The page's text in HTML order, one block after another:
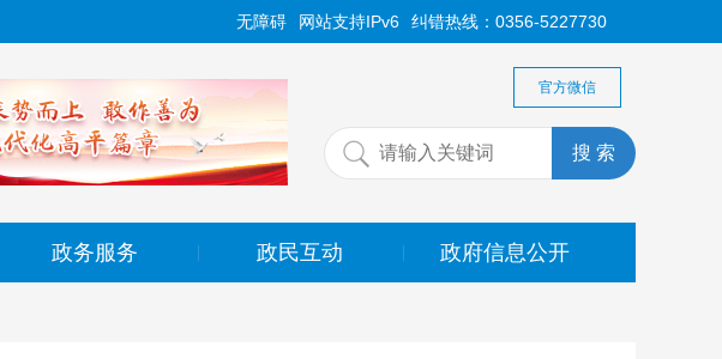
纠错热线：0356-5227730
网站支持IPv6
无障碍
官方微信
政务服务 政民互动 政府信息公开